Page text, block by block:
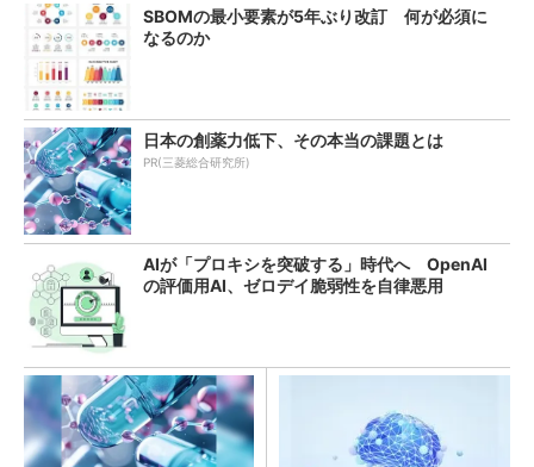
SBOMの最小要素が5年ぶり改訂 何が必須に
なるのか
日本の創薬力低下、その本当の課題とは
PR(三菱総合研究所)
AIが「プロキシを突破する」時代へ OpenAI
の評価用AI、ゼロデイ脆弱性を自律悪用